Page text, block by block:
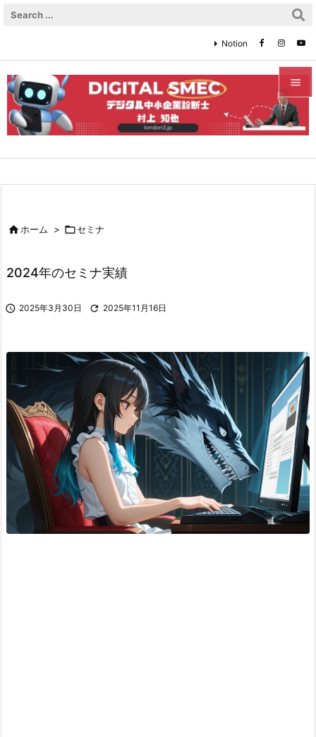


メニュ

Notion
ホーム > セミナ
2024年のセミナ実績
 2025年3月30日  2025年11月16日